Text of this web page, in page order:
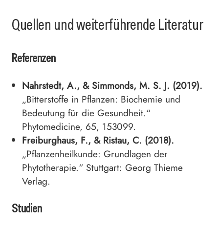
Quellen und weiterführende Literatur
Referenzen
Nahrstedt, A., & Simmonds, M. S. J. (2019).
„Bitterstoffe in Pflanzen: Biochemie und
Bedeutung für die Gesundheit.“
Phytomedicine, 65, 153099.
Freiburghaus, F., & Ristau, C. (2018).
„Pflanzenheilkunde: Grundlagen der
Phytotherapie.“ Stuttgart: Georg Thieme
Verlag.
Studien